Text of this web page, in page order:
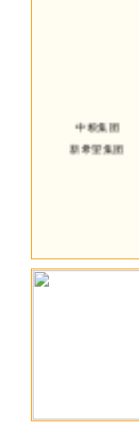
中粮集团
新希望集团